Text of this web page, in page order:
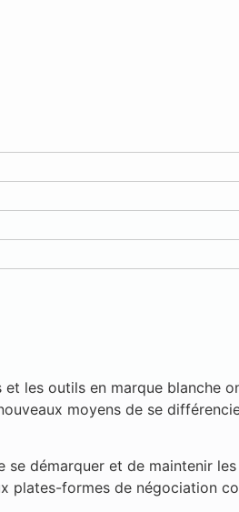
les outils en marque blanche
moyens de se
démarquer et de maintenir
plates-formes de négociation